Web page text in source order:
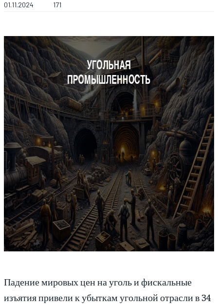
01.11.2024 171
Падение мировых цен на уголь и фискальные
изъятия привели к убыткам угольной отрасли в 34